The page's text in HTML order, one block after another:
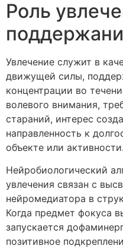
Роль
Увлечение служит в
движущей силы,
концентрации во
волевого внимания,
стараний, интерес
направленность к
объекте или активности.
Нейробиологический
увлечения связан с
нейромедиатора в
Когда предмет фокуса
запускается
позитивное